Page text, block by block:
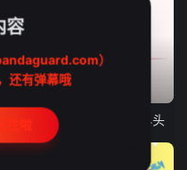
集
版 描绘直至生命尽头
容
）
还有弹幕哦
啦